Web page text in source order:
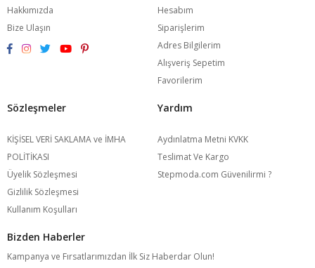
Hakkımızda
Bize Ulaşın
Hesabım
Siparişlerim
Adres Bilgilerim
Alışveriş Sepetim
Favorilerim
Sözleşmeler
KİŞİSEL VERİ SAKLAMA ve İMHA
POLİTİKASI
Üyelik Sözleşmesi
Gizlilik Sözleşmesi
Kullanım Koşulları
Yardım
Aydınlatma Metni KVKK
Teslimat Ve Kargo
Stepmoda.com Güvenilirmi ?
Bizden Haberler
Kampanya ve Fırsatlarımızdan İlk Siz Haberdar Olun!